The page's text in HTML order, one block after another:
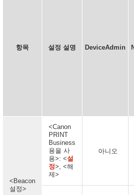
항목 설정 설명 DeviceAdmin
<Beacon
설정>
<Canon
PRINT
Business
용을 사
용>: <설
정>, <해
제>
아니오